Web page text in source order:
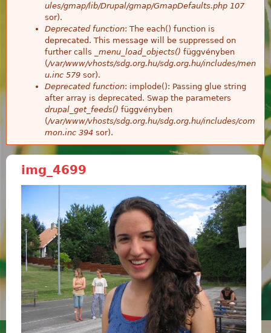
ules/gmap/lib/Drupal/gmap/GmapDefaults.php 107
sor).
Deprecated function: The each() function is
deprecated. This message will be suppressed on
further calls
_menu_load_objects() függvényben
(/var/www/vhosts/sdg.org.hu/sdg.org.hu/includes/men
u.inc 579 sor).
Deprecated function: implode(): Passing glue string
after array is deprecated. Swap the parameters
drupal_get_feeds() függvényben
(/var/www/vhosts/sdg.org.hu/sdg.org.hu/includes/com
mon.inc 394 sor).
img_4699